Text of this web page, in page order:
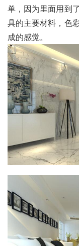
单，因为里面用到
具的主要材料，色
成的感觉。